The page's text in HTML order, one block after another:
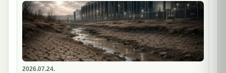
2026.07.24.